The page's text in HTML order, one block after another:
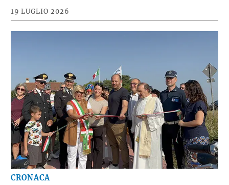
19 LUGLIO 2026
CRONACA